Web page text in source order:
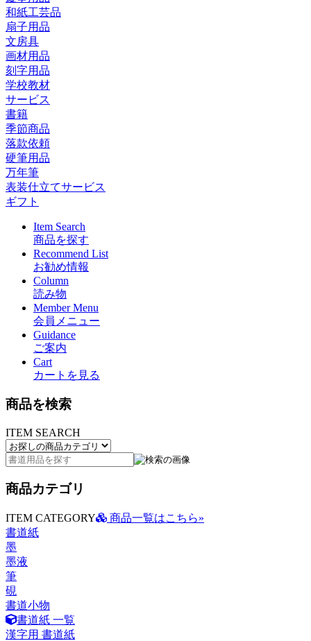
和紙工芸品
扇子用品
文房具
画材用品
刻字用品
学校教材
サービス
書籍
季節商品
落款依頼
硬筆用品
万年筆
表装仕立てサービス
ギフト
Item Search
商品を探す
Recommend List
お勧め情報
Column
読み物
Member Menu
会員メニュー
Guidance
ご案内
Cart
カートを見る
商品を検索
ITEM SEARCH
商品カテゴリ
ITEM CATEGORY
商品一覧はこちら»
書道紙
墨
墨液
筆
硯
書道小物
書道紙 一覧
漢字用 書道紙